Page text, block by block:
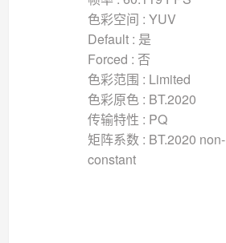
色彩空间 : YUV
Default : 是
Forced : 否
色彩范围 : Limited
色彩原色 : BT.2020
传输特性 : PQ
矩阵系数 : BT.2020 non-
constant